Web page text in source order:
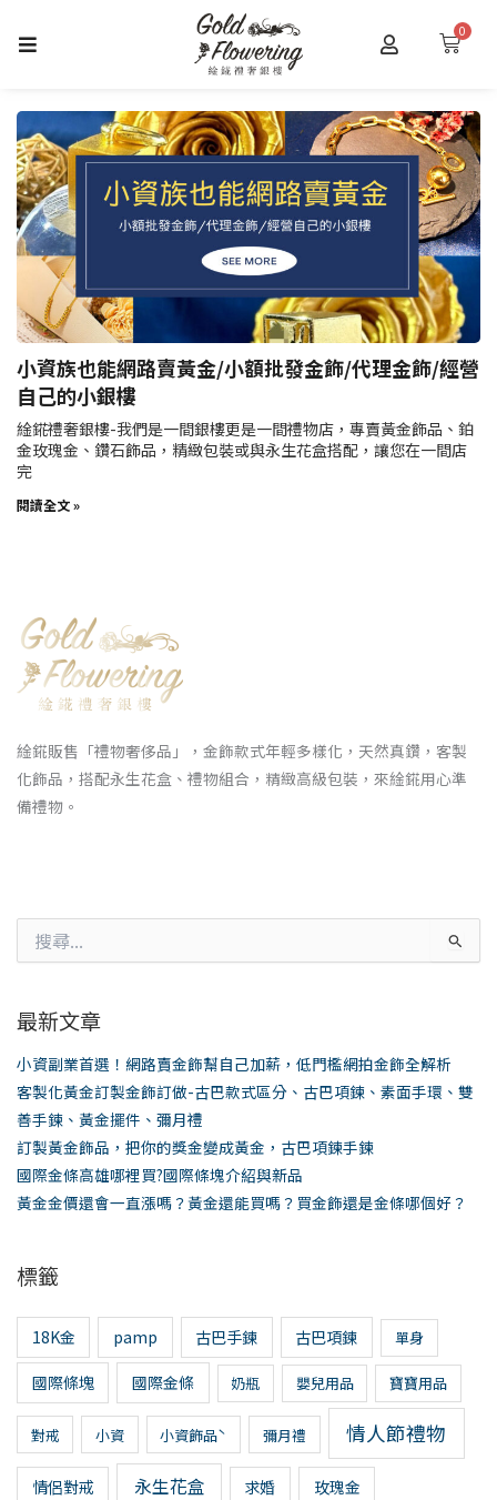
0
購
小資族也能網路賣黃金/小額批發金飾/代理金飾/經營
自己的小銀樓
䋮錵禮奢銀樓-我們是一間銀樓更是一間禮物店，專賣黃金飾品、鉑
金玫瑰金、鑽石飾品，精緻包裝或與永生花盒搭配，讓您在一間店
完
閱讀全文 »
䋮錵販售「禮物奢侈品」，金飾款式年輕多樣化，天然真鑽，客製
化飾品，搭配永生花盒、禮物組合，精緻高級包裝，來䋮錵用心準
備禮物。
尋
字:
最新文章
小資副業首選！網路賣金飾幫自己加薪，低門檻網拍金飾全解析
客製化黃金訂製金飾訂做-古巴款式區分、古巴項鍊、素面手環、雙
善手鍊、黃金擺件、彌月禮
訂製黃金飾品，把你的獎金變成黃金，古巴項鍊手鍊
國際金條高雄哪裡買?國際條塊介紹與新品
黃金金價還會一直漲嗎？黃金還能買嗎？買金飾還是金條哪個好？
標籤
18K金 pamp 古巴手鍊 古巴項鍊 單身
國際條塊 國際金條 奶瓶 嬰兒用品 寶寶用品
對戒 小資 小資飾品ˋ 彌月禮 情人節禮物
情侶對戒 永生花盒 求婚 玫瑰金